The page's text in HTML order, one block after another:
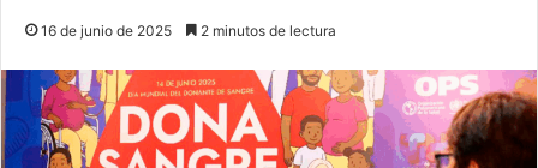
16 de junio de 2025 2 minutos de lectura